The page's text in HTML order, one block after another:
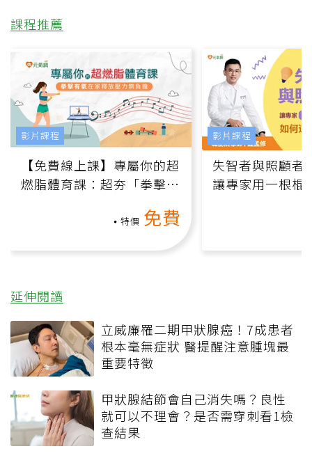
課程推薦
【免費線上課】專屬你的超
燃脂體育課：超夯「拳擊有
特價 免費
影片課程
失智者與照顧者
讓專家用一根棍
影片課程
延伸閱讀
立威廉罹二期甲狀腺癌！7成患者
根本毫無症狀 醫提醒注意腫塊最
重要特徵
甲狀腺結節會自己消失嗎？良性
就可以不理會？是否需穿刺看1檢
查結果